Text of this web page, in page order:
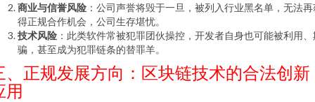
商业与信誉风险 ：公司声誉将毁于一旦，被列入行业黑名单，无法再
得正规合作机会，公司生存堪忧。
技术风险 ：此类软件常被犯罪团伙操控，开发者自身也可能被利用、
骗，甚至成为犯罪链条的替罪羊。
、正规发展方向：区块链技术的合法创新
用